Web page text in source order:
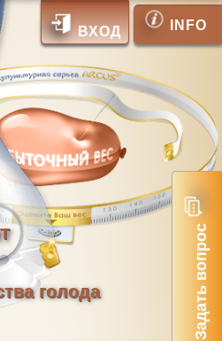
голода
ВХОД
Задать вопрос
INFO